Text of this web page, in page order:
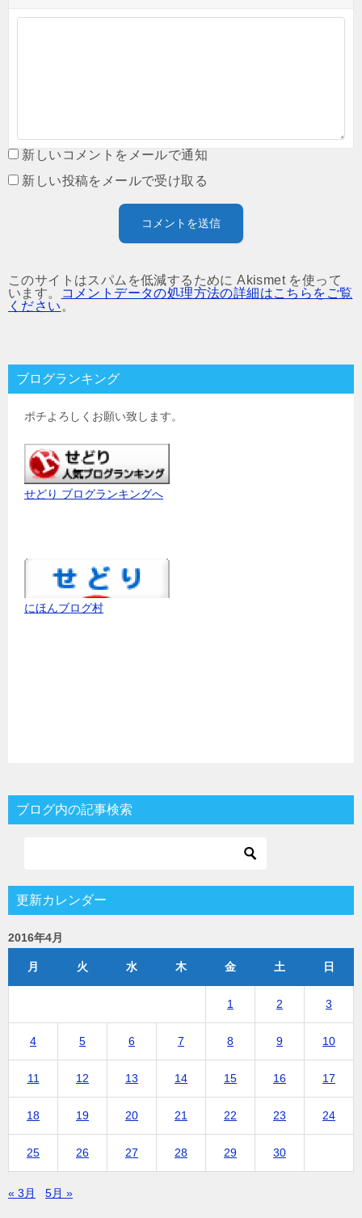
新しいコメントをメールで通知
新しい投稿をメールで受け取る
このサイトはスパムを低減するために Akismet を使って
います。
コメントデータの処理方法の詳細はこちらをご覧
ください 。
ブログランキング
ポチよろしくお願い致します。
せどり ブログランキングへ
にほんブログ村
ブログ内の記事検索
更新カレンダー
2016年4月
月 火 水 木 金 土 日
1 2 3
4 5 6 7 8 9 10
11 12 13 14 15 16 17
18 19 20 21 22 23 24
25 26 27 28 29 30
« 3月 5月 »